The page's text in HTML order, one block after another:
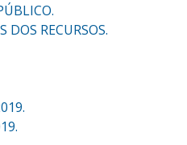
DOS RECURSOS.